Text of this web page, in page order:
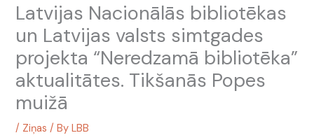
Latvijas Nacionālās bibliotēkas
un Latvijas valsts simtgades
projekta “Neredzamā bibliotēka”
aktualitātes. Tikšanās Popes
muižā
/ Ziņas / ByLBB